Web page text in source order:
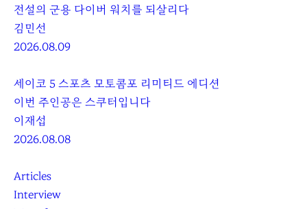
전설의 군용 다이버 워치를 되살리다
김민선
2026.08.09
세이코 5 스포츠 모토콤포 리미티드 에디션
이번 주인공은 스쿠터입니다
이재섭
2026.08.08
Articles
Interview